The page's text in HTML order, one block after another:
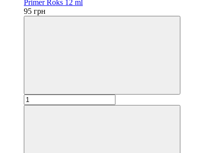
Primer Roks 12 ml
95 грн